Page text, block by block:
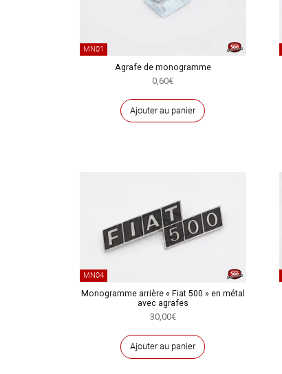
MN01
Agrafe de monogramme
0,60€
Ajouter au panier
MN04
Monogramme arrière « Fiat 500 » en métal
avec agrafes
30,00€
Ajouter au panier